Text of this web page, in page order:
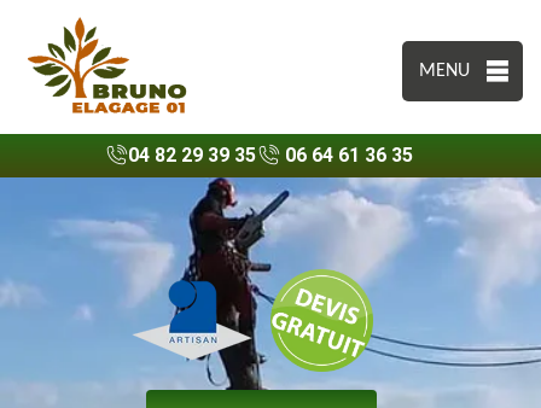
MENU
04 82 29 39 35 06 64 61 36 35